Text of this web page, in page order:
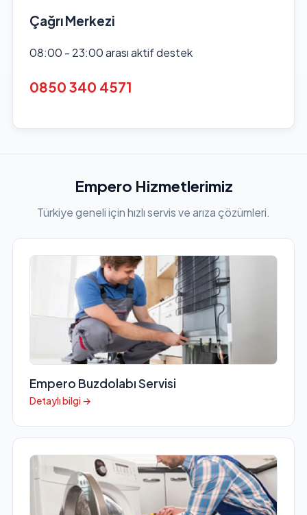
Çağrı Merkezi
08:00 - 23:00 arası aktif destek
0850 340 4571
Empero Hizmetlerimiz
Türkiye geneli için hızlı servis ve arıza çözümleri.
Empero Buzdolabı Servisi
Detaylı bilgi →